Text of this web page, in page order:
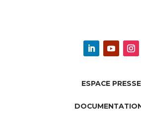
ESPACE PRESSE